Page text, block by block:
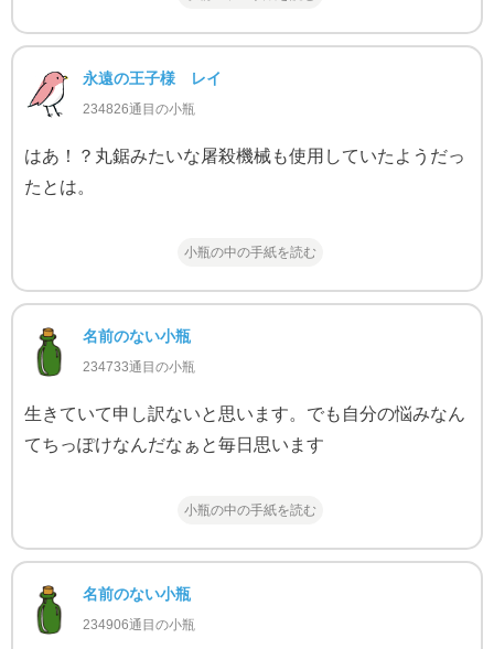
永遠の王子様 レイ
234826通目の小瓶
はあ！？丸鋸みたいな屠殺機械も使用していたようだっ
たとは。
小瓶の中の手紙を読む
名前のない小瓶
234733通目の小瓶
生きていて申し訳ないと思います。でも自分の悩みなん
てちっぽけなんだなぁと毎日思います
小瓶の中の手紙を読む
名前のない小瓶
234906通目の小瓶